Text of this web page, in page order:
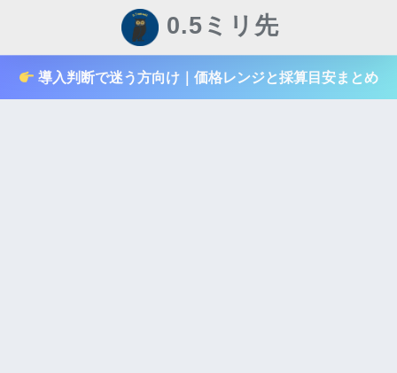
0.5ミリ先
導入判断で迷う方向け｜価格レンジと採算目安まとめ